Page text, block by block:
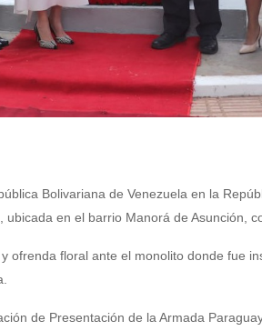
Bolivariana de Venezuela en la
en el barrio Manorá de Asunción,
ofrenda floral ante el monolito donde fue
de Presentación de la Armada